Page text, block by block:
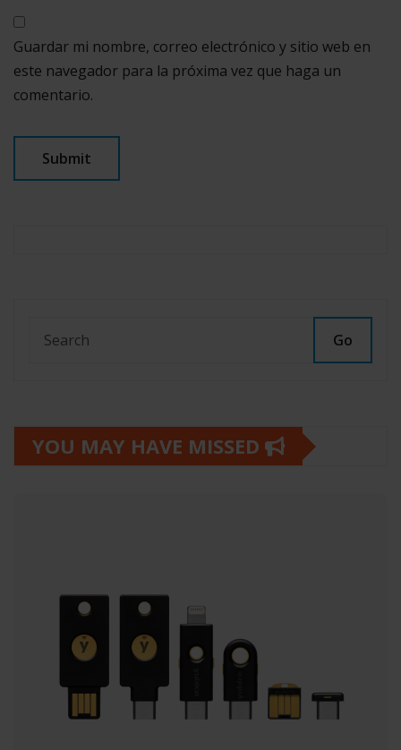
Guardar mi nombre, correo electrónico y sitio web en
este navegador para la próxima vez que haga un
comentario.
Go
YOU MAY HAVE MISSED